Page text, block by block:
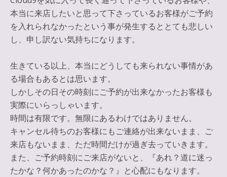
本当に来店したいと思って下さっているお客様がご予約
を入れられなかったという事が発生するととても悲しい
し、申し訳ない気持ちになります。
生きている以上、本当にどうしても来られない事情があ
る場合もあるとは思います。
しかしその日その時刻にご予約が出来なかったお客様も
実際にいらっしゃいます。
時間は有限です。無限にあるわけではありません。
キャンセル待ちのお客様にもご連絡が出来ないまま、ご
来店もないまま、ただ時間だけが過ぎ去っていきます。
また、ご予約時刻にご来店がないと、『あれ？道に迷っ
たかな？何かあったのかな？』と心配にもなります。